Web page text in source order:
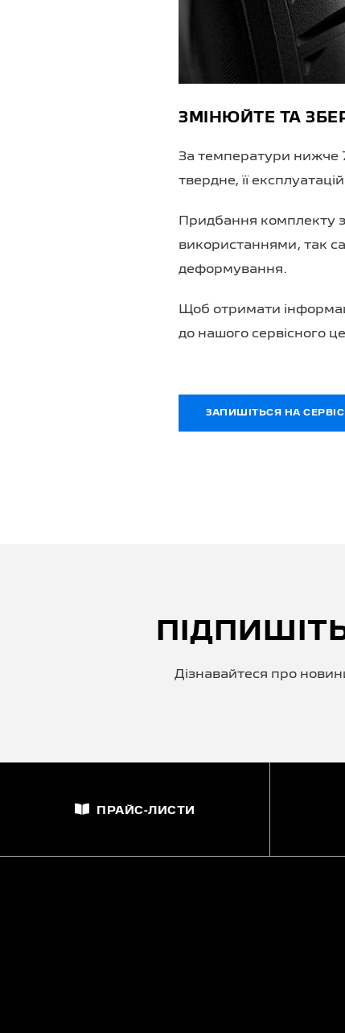
ЗМІНЮЙТЕ ТА
За температури нижче
твердне, її
Придбання комплекту
використаннями, так
деформування.
Щоб отримати
до нашого сервісного
ЗАПИШІТЬСЯ НА СЕРВІС
Дізнавайтеся про
ПРАЙС-ЛИСТИ